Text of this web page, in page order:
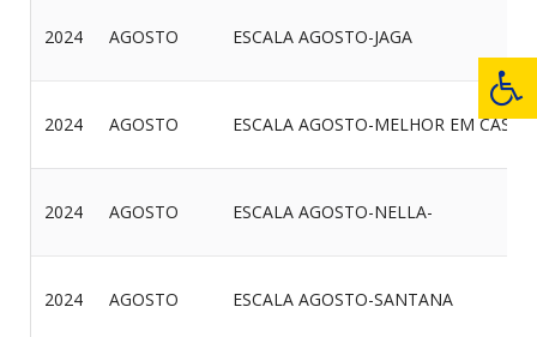
2024 AGOSTO ESCALA AGOSTO-JAGA
2024 AGOSTO ESCALA AGOSTO-MELHOR EM CASA
2024 AGOSTO ESCALA AGOSTO-NELLA-
2024 AGOSTO ESCALA AGOSTO-SANTANA